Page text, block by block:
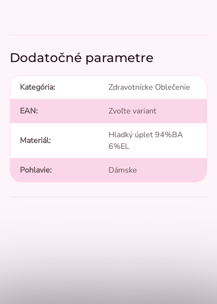
Dodatočné parametre
Kategória: Zdravotnícke Oblečenie
EAN: Zvoľte variant
Materiál:
Hladký úplet 94%BA
6%EL
Pohlavie: Dámske